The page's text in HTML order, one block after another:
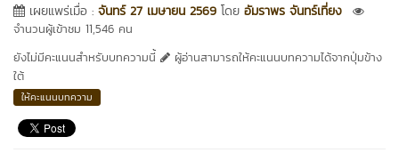
เผยแพร่เมื่อ : จันทร์ 27 เมษายน 2569 โดย อัมราพร จันทร์เที่ยง
จำนวนผู้เข้าชม 11,546 คน
ยังไม่มีคะแนนสำหรับบทความนี้
ผู้อ่านสามารถให้คะแนนบทความได้จากปุ่มข้าง
ใต้
ให้คะแนนบทความ